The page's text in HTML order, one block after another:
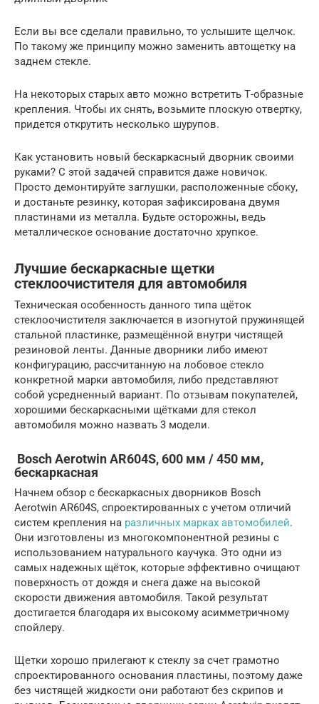
Если вы все сделали правильно, то услышите щелчок.
По такому же принципу можно заменить автощетку на
заднем стекле.
На некоторых старых авто можно встретить Т-образные
крепления. Чтобы их снять, возьмите плоскую отвертку,
придется открутить несколько шурупов.
Как установить новый бескаркасный дворник своими
руками? С этой задачей справится даже новичок.
Просто демонтируйте заглушки, расположенные сбоку,
и достаньте резинку, которая зафиксирована двумя
пластинами из металла. Будьте осторожны, ведь
металлическое основание достаточно хрупкое.
Лучшие бескаркасные щетки
стеклоочистителя для автомобиля
Техническая особенность данного типа щёток
стеклоочистителя заключается в изогнутой пружинящей
стальной пластинке, размещённой внутри чистящей
резиновой ленты. Данные дворники либо имеют
конфигурацию, рассчитанную на лобовое стекло
конкретной марки автомобиля, либо представляют
собой усредненный вариант. По отзывам покупателей,
хорошими бескаркасными щётками для стекол
автомобиля можно назвать 3 модели.
Bosch Aerotwin AR604S, 600 мм / 450 мм,
бескаркасная
Начнем обзор с бескаркасных дворников Bosch
Aerotwin AR604S, спроектированных с учетом отличий
систем крепления на различных марках автомобилей.
Они изготовлены из многокомпонентной резины с
использованием натурального каучука. Это одни из
самых надежных щёток, которые эффективно очищают
поверхность от дождя и снега даже на высокой
скорости движения автомобиля. Такой результат
достигается благодаря их высокому асимметричному
спойлеру.
Щетки хорошо прилегают к стеклу за счет грамотно
спроектированного основания пластины, поэтому даже
без чистящей жидкости они работают без скрипов и